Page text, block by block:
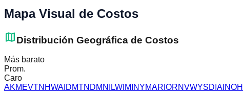
Mapa Visual de Costos
mapDistribución Geográfica de Costos
Más barato
Prom.
Caro
AKMEVTNHWA IDMTNDMN ILWI MI NYMARI ORNVWYSD IA INOH